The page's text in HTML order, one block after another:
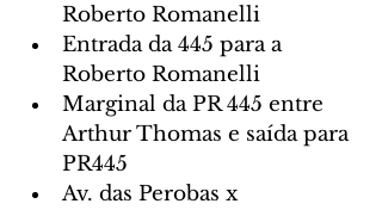
Roberto Romanelli
Entrada da 445 para a
Roberto Romanelli
Marginal da PR 445 entre
Arthur Thomas e saída para
PR445
Av. das Perobas x